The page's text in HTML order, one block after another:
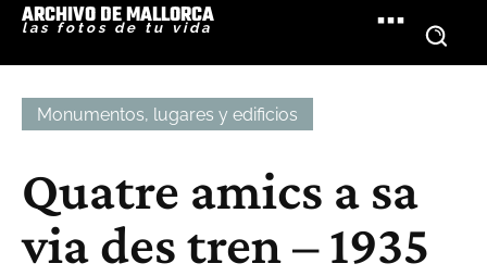
ARCHIVO DE MALLORCA
las fotos de tu vida
Monumentos, lugares y edificios
Quatre amics a sa
via des tren – 1935